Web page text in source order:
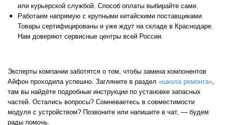
или курьерской службой. Способ оплаты выбирайте сами.
Работаем напрямую с крупными китайскими поставщиками.
Товары сертифицированы и уже ждут на складе в Краснодаре.
Нам доверяют сервисные центры всей России.
Эксперты компании заботятся о том, чтобы замена компонентов
Айфон проходила успешно. Загляните в раздел «школа ремонта»,
там вы найдёте подробные инструкции по установке запасных
частей. Остались вопросы? Сомневаетесь в совместимости
модуля с устройством? Позвоните или напишите в чат, — будем
рады помочь.